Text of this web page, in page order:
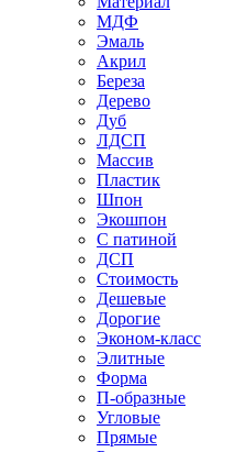
МДФ
Эмаль
Акрил
Береза
Дерево
Дуб
ЛДСП
Массив
Пластик
Шпон
Экошпон
С патиной
ДСП
Стоимость
Дешевые
Дорогие
Эконом-класс
Элитные
Форма
П-образные
Угловые
Прямые